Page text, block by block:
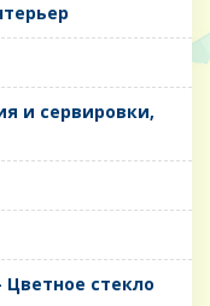
и сервировки,
стекло